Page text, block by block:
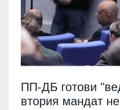
ПП-ДБ готови
втория мандат